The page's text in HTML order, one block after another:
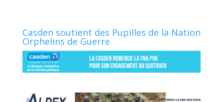
Casden soutient des Pupilles de la Nation
Orphelins de Guerre